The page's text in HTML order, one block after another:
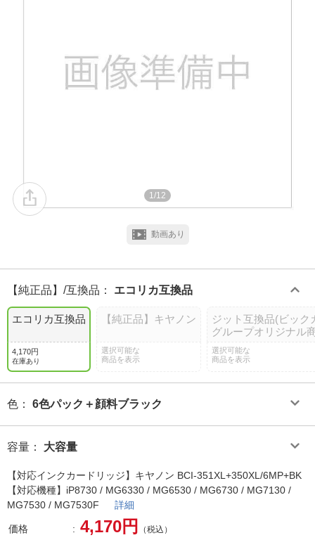
1/12
動画あり
【純正品】/互換品 ： エコリカ互換品
エコリカ互換品
4,170円
在庫あり
【純正品】キヤノン
選択可能な
商品を表示
ジット互換品(ビック
グループオリジナル
選択可能な
商品を表示
色 ： 6色パック＋顔料ブラック
容量 ： 大容量
【対応インクカードリッジ】キヤノン BCI-351XL+350XL/6MP+BK
【対応機種】iP8730 / MG6330 / MG6530 / MG6730 / MG7130 /
MG7530 / MG7530F 詳細
価格 4,170円 （税込）